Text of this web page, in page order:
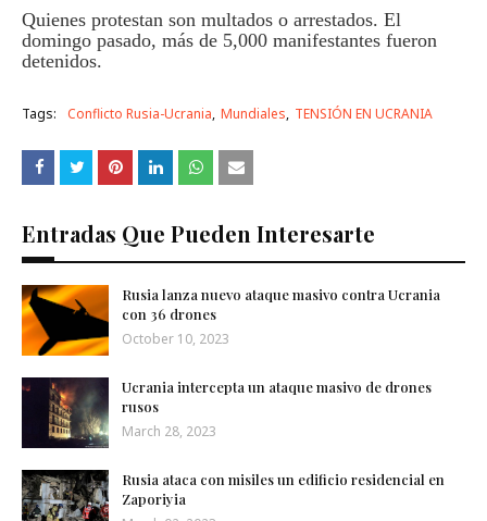
Quienes protestan son multados o arrestados. El
domingo pasado, más de 5,000 manifestantes fueron
detenidos.
Tags: Conflicto Rusia-Ucrania Mundiales TENSIÓN EN UCRANIA
Entradas Que Pueden Interesarte
Rusia lanza nuevo ataque masivo contra Ucrania
con 36 drones
October 10, 2023
Ucrania intercepta un ataque masivo de drones
rusos
March 28, 2023
Rusia ataca con misiles un edificio residencial en
Zaporiyia